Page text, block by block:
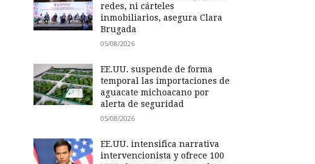
redes, ni cárteles
inmobiliarios, asegura Clara
Brugada
05/08/2026
EE.UU. suspende de forma
temporal las importaciones de
aguacate michoacano por
alerta de seguridad
05/08/2026
EE.UU. intensifica narrativa
intervencionista y ofrece 100